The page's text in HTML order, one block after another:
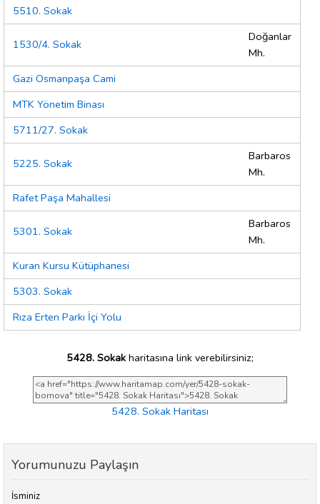
5510. Sokak
1530/4. Sokak
Doğanlar
Mh.
Gazi Osmanpaşa Cami
MTK Yönetim Binası
5711/27. Sokak
5225. Sokak
Barbaros
Mh.
Rafet Paşa Mahallesi
5301. Sokak
Barbaros
Mh.
Kuran Kursu Kütüphanesi
5303. Sokak
Rıza Erten Parkı İçi Yolu
5428. Sokak haritasına link verebilirsiniz;
5428. Sokak Haritası
Yorumunuzu Paylaşın
İsminiz